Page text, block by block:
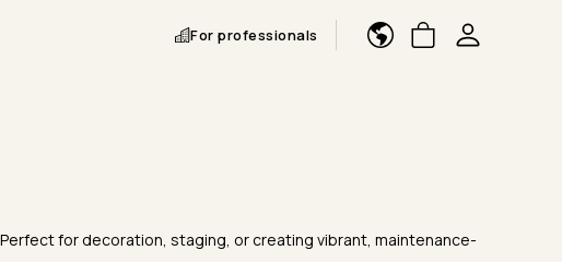
For professionals
for decoration, staging, or creating vibrant, maintenance-